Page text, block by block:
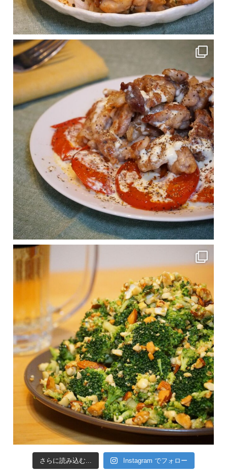
さらに読み込む... Instagram でフォロー